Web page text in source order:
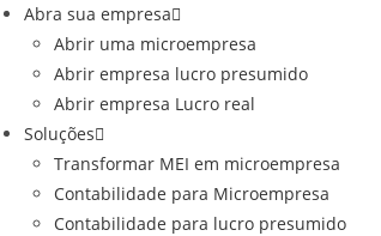
Abra sua empresa
Abrir uma microempresa
Abrir empresa lucro presumido
Abrir empresa Lucro real
Soluções
Transformar MEI em microempresa
Contabilidade para Microempresa
Contabilidade para lucro presumido